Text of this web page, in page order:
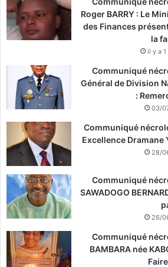
Roger BARRY : Le
des Finances
la
il y a 1
Communiqué
Général de Division
:
03/
Communiqué
Excellence Dramane
28/
Communiqué
SAWADOGO
26/
Communiqué
BAMBARA née